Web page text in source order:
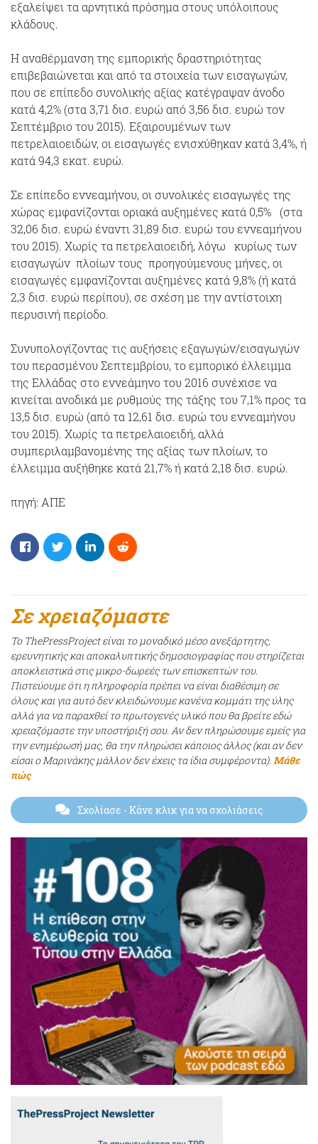
εξαλείψει τα αρνητικά πρόσημα στους‭ ‬υπόλοιπους
κλάδους.
Η αναθέρμανση της εμπορικής δραστηριότητας
επιβεβαιώνεται και από τα στοιχεία των εισαγωγών,
που σε επίπεδο συνολικής αξίας κατέγραψαν άνοδο
κατά 4,2% (στα 3,71 δισ. ευρώ από 3,56 δισ. ευρώ τον
Σεπτέμβριο του 2015). Εξαιρουμένων των
πετρελαιοειδών, οι εισαγωγές ενισχύθηκαν κατά 3,4%, ή
κατά 94,3 εκατ. ευρώ.
Σε επίπεδο εννεαμήνου, οι συνολικές εισαγωγές της
χώρας εμφανίζονται οριακά αυξημένες κατά‭ ‬0,5%‭ ‬ ‭ ‬(στα‭
‬32,06‭ ‬δισ.‭ ‬ευρώ‭ ‬έναντι‭ ‬31,89‭ ‬δισ. ευρώ‭ ‬του εννεαμήνου‭
‬του‭ ‬2015).‭ ‬Χωρίς τα πετρελαιοειδή,‭ ‬λόγω‭ ‬ ‭ ‬κυρίως‭ ‬των‭
‬εισαγωγών‭ ‬ ‬πλοίων‭ ‬τους‭ ‭ ‬προηγούμενους ‬μήνες,‭ ‬οι
εισαγωγές εμφανίζονται αυξημένες κατά 9,8% (ή κατά
2,3 δισ. ευρώ περίπου), σε σχέση με την αντίστοιχη
περυσινή περίοδο.
Συνυπολογίζοντας τις αυξήσεις εξαγωγών/εισαγωγών
του περασμένου Σεπτεμβρίου, το εμπορικό έλλειμμα
της Ελλάδας στο εννεάμηνο του 2016 συνέχισε να
κινείται ανοδικά με ρυθμούς της τάξης του 7,1% προς τα
13,5 δισ. ευρώ (από τα 12,61 δισ. ευρώ του εννεαμήνου
του 2015). Χωρίς τα πετρελαιοειδή, αλλά
συμπεριλαμβανομένης της αξίας των πλοίων, το
έλλειμμα αυξήθηκε κατά 21,7% ή κατά 2,18 δισ. ευρώ.
πηγή: ΑΠΕ
Σε χρειαζόμαστε
Το ThePressProject είναι το μοναδικό μέσο ανεξάρτητης,
ερευνητικής και αποκαλυπτικής δημοσιογραφίας που στηρίζεται
αποκλειστικά στις μικρο-δωρεές των επισκεπτών του.
Πιστεύουμε ότι η πληροφορία πρέπει να είναι διαθέσιμη σε
όλους και για αυτό δεν κλειδώνουμε κανένα κομμάτι της ύλης
αλλά για να παραχθεί το πρωτογενές υλικό που θα βρείτε εδώ
χρειαζόμαστε την υποστήριξή σου. Αν δεν πληρώσουμε εμείς για
την ενημέρωσή μας, θα την πληρώσει κάποιος άλλος (και αν δεν
είσαι ο Μαρινάκης μάλλον δεν έχεις τα ίδια συμφέροντα). Μάθε
πώς
Σχολίασε - Κάνε κλικ για να σχολιάσεις